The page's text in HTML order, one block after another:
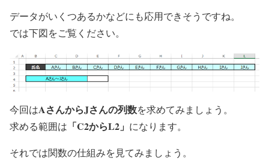
データがいくつあるかなどにも応用できそうですね。
では下図をご覧ください。
今回はAさんからJさんの列数を求めてみましょう。
求める範囲は 「C2からL2」 になります。
それでは関数の仕組みを見てみましょう。